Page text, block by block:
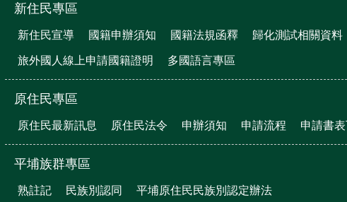
新住民專區
新住民宣導 國籍申辦須知 國籍法規函釋 歸化測試相關資料
旅外國人線上申請國籍證明 多國語言專區
原住民專區
原住民最新訊息 原住民法令 申辦須知 申請流程 申請書
平埔族群專區
熟註記 民族別認同 平埔原住民民族別認定辦法